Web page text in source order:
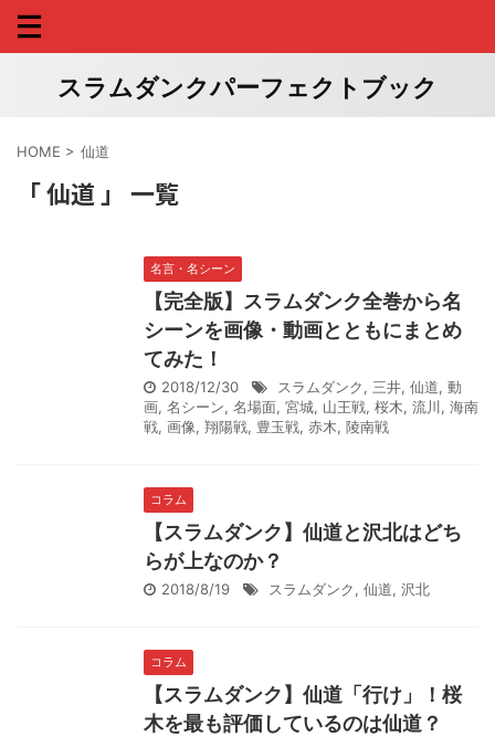
スラムダンクパーフェクトブック
HOME > 仙道
「 仙道 」 一覧
名言・名シーン
【完全版】スラムダンク全巻から名
シーンを画像・動画とともにまとめ
てみた！
2018/12/30 スラムダンク, 三井, 仙道, 動
画, 名シーン, 名場面, 宮城, 山王戦, 桜木, 流川, 海南
戦, 画像, 翔陽戦, 豊玉戦, 赤木, 陵南戦
コラム
【スラムダンク】仙道と沢北はどち
らが上なのか？
2018/8/19 スラムダンク, 仙道, 沢北
コラム
【スラムダンク】仙道「行け」！桜
木を最も評価しているのは仙道？